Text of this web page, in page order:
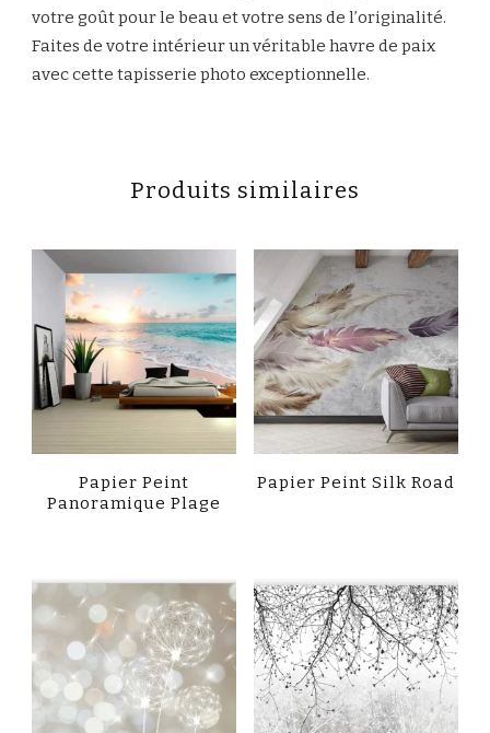
votre goût pour le beau et votre sens de l’originalité.
Faites de votre intérieur un véritable havre de paix
avec cette tapisserie photo exceptionnelle.
Produits similaires
Papier Peint
Panoramique Plage
Papier Peint Silk Road